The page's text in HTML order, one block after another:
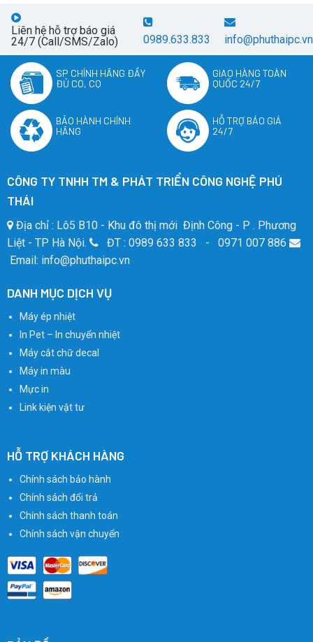
Liên hệ hỗ trợ báo giá
24/7 (Call/SMS/Zalo)
0989.633.833 info@phuthaipc.vn
SP CHÍNH HÃNG ĐẦY
ĐỦ CO, CQ
GIAO HÀNG TOÀN
QUỐC 24/7
BẢO HÀNH CHÍNH
HÃNG
HỖ TRỢ BÁO GIÁ
24/7
CÔNG TY TNHH TM & PHÁT TRIỂN CÔNG NGHỆ PHÚ
THÁI
Địa chỉ : Lô5 B10 - Khu đô thị mới Định Công - P . Phương
Liệt - TP Hà Nội.
ĐT : 0989 633 833 - 0971 007 886
Email: info@phuthaipc.vn
DANH MỤC DỊCH VỤ
Máy ép nhiệt
In Pet – In chuyển nhiệt
Máy cắt chữ decal
Máy in màu
Mực in
Link kiện vật tư
HỖ TRỢ KHÁCH HÀNG
Chính sách bảo hành
Chính sách đổi trả
Chính sách thanh toán
Chính sách vận chuyển